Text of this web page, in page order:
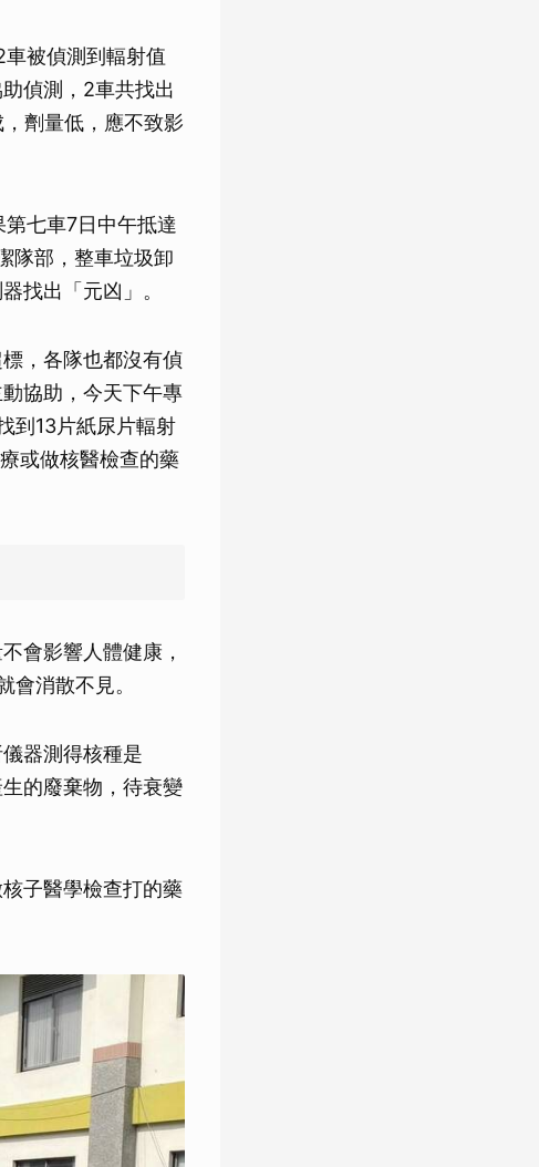
車被偵測到輻射值
偵測，2車共找出
劑量低，應不致影
七車7日中午抵達
隊部，整車垃圾卸
找出「元凶」。
，各隊也都沒有偵
協助，今天下午專
到13片紙尿片輻射
或做核醫檢查的藥
會影響人體健康，
消散不見。
器測得核種是
的廢棄物，待衰變
子醫學檢查打的藥